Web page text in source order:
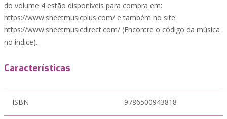
do volume 4 estão disponíveis para compra em:
https://www.sheetmusicplus.com/ e também no site:
https://www.sheetmusicdirect.com/ (Encontre o código da música
no índice).
Características
ISBN 9786500943818